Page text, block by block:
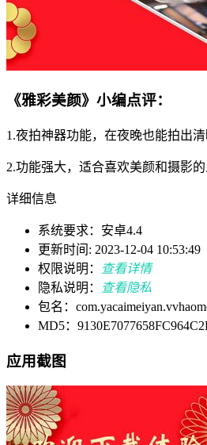
《雅彩美颜》小编点评：
1.夜拍神器功能，在夜晚也能拍出清
2.功能强大，适合喜欢美颜和摄影的
详细信息
系统要求：安卓4.4
更新时间: 2023-12-04 10:53:49
权限说明：
查看详情
隐私说明：
查看隐私
包名：
MD5：
应用截图